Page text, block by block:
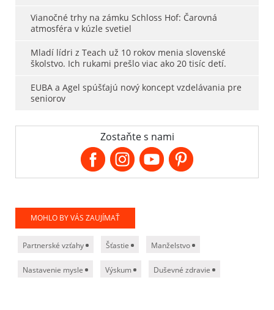
Vianočné trhy na zámku Schloss Hof: Čarovná
atmosféra v kúzle svetiel
Mladí lídri z Teach už 10 rokov menia slovenské
školstvo. Ich rukami prešlo viac ako 20 tisíc detí.
EUBA a Agel spúšťajú nový koncept vzdelávania pre
seniorov
Zostaňte s nami
MOHLO BY VÁS ZAUJÍMAŤ
Partnerské vzťahy Šťastie Manželstvo
Nastavenie mysle Výskum Duševné zdravie